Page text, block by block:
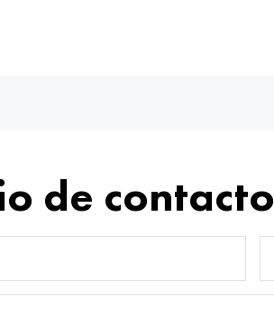
de contacto